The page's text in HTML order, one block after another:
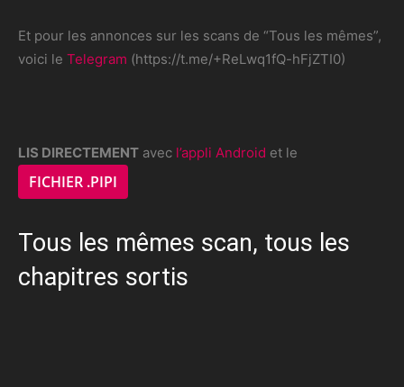
Et pour les annonces sur les scans de “Tous les mêmes”,
voici le Telegram (https://t.me/+ReLwq1fQ-hFjZTI0)
LIS DIRECTEMENT avec l’appli Android et le
FICHIER .PIPI
Tous les mêmes scan, tous les
chapitres sortis